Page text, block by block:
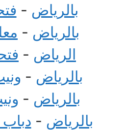
بالرياض -
بالرياض -
الرياض -
بالرياض -
بالرياض -
بالرياض -